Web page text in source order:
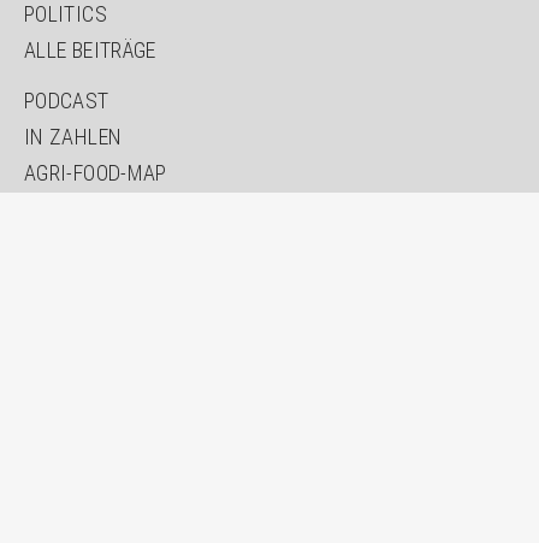
POLITICS
ALLE BEITRÄGE
PODCAST
IN ZAHLEN
AGRI-FOOD-MAP